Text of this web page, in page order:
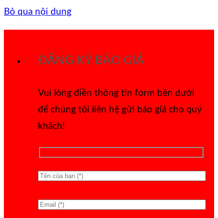
Bỏ qua nội dung
ĐĂNG KÝ BÁO GIÁ
Vui lòng điền thông tin form bên dưới
để chúng tôi liên hệ gửi báo giá cho quý
khách!